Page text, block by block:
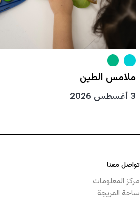
ملامس الطين
3 أغسطس 2026
تواصل معنا
مركز المعلومات
ساحة المريجة